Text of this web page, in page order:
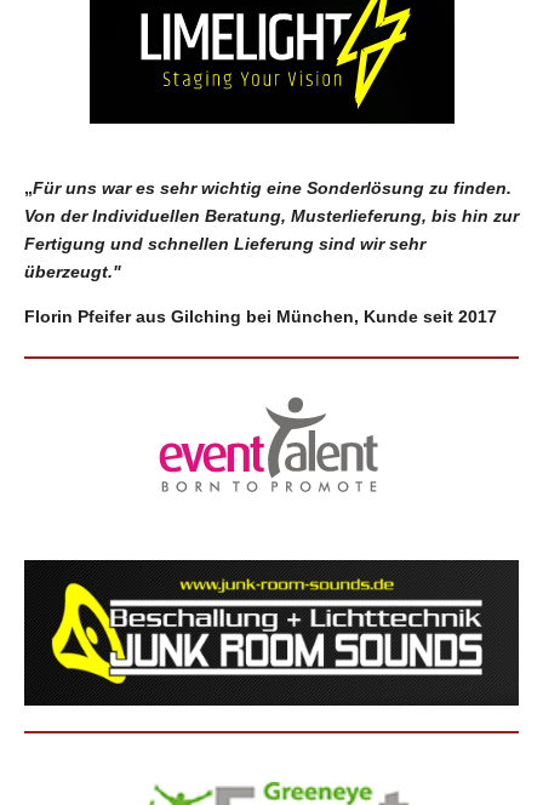
„Für uns war es sehr wichtig eine Sonderlösung zu finden.
Von der Individuellen Beratung, Musterlieferung, bis hin zur
Fertigung und schnellen Lieferung sind wir sehr
überzeugt."
Florin Pfeifer aus Gilching bei München, Kunde seit 2017